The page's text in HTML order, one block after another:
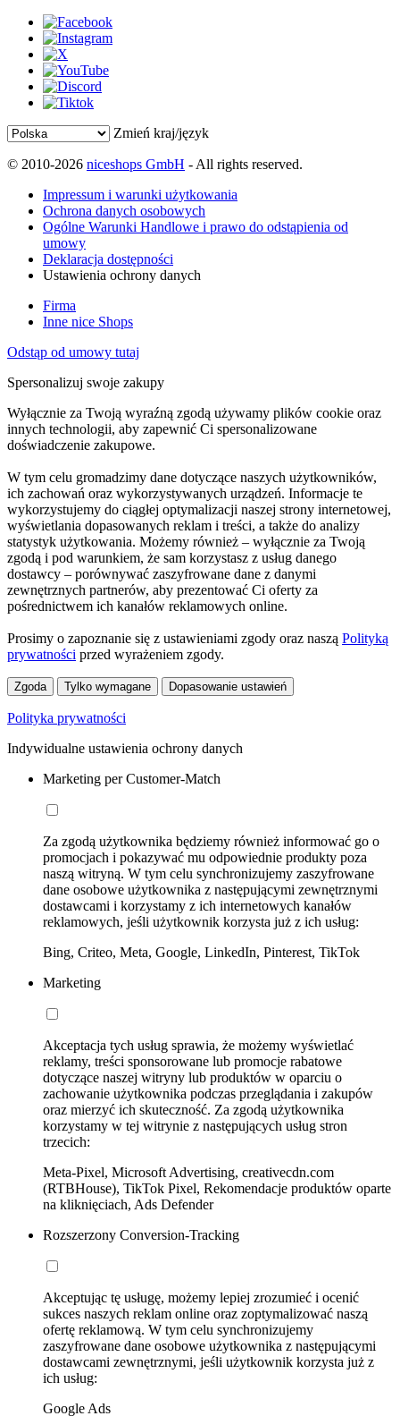
Zmień kraj/język
© 2010-2026 niceshops GmbH - All rights reserved.
Impressum i warunki użytkowania
Ochrona danych osobowych
Ogólne Warunki Handlowe i prawo do odstąpienia od
umowy
Deklaracja dostępności
Ustawienia ochrony danych
Firma
Inne nice Shops
Odstąp od umowy tutaj
Spersonalizuj swoje zakupy
Wyłącznie za Twoją wyraźną zgodą używamy plików cookie oraz
innych technologii, aby zapewnić Ci spersonalizowane
doświadczenie zakupowe.
W tym celu gromadzimy dane dotyczące naszych użytkowników,
ich zachowań oraz wykorzystywanych urządzeń. Informacje te
wykorzystujemy do ciągłej optymalizacji naszej strony internetowej,
wyświetlania dopasowanych reklam i treści, a także do analizy
statystyk użytkowania. Możemy również – wyłącznie za Twoją
zgodą i pod warunkiem, że sam korzystasz z usług danego
dostawcy – porównywać zaszyfrowane dane z danymi
zewnętrznych partnerów, aby prezentować Ci oferty za
pośrednictwem ich kanałów reklamowych online.
Prosimy o zapoznanie się z ustawieniami zgody oraz naszą Polityką
prywatności przed wyrażeniem zgody.
Zgoda Tylko wymagane Dopasowanie ustawień
Polityka prywatności
Indywidualne ustawienia ochrony danych
Marketing per Customer-Match
Za zgodą użytkownika będziemy również informować go o
promocjach i pokazywać mu odpowiednie produkty poza
naszą witryną. W tym celu synchronizujemy zaszyfrowane
dane osobowe użytkownika z następującymi zewnętrznymi
dostawcami i korzystamy z ich internetowych kanałów
reklamowych, jeśli użytkownik korzysta już z ich usług:
Bing, Criteo, Meta, Google, LinkedIn, Pinterest, TikTok
Marketing
Akceptacja tych usług sprawia, że możemy wyświetlać
reklamy, treści sponsorowane lub promocje rabatowe
dotyczące naszej witryny lub produktów w oparciu o
zachowanie użytkownika podczas przeglądania i zakupów
oraz mierzyć ich skuteczność. Za zgodą użytkownika
korzystamy w tej witrynie z następujących usług stron
trzecich:
Meta-Pixel, Microsoft Advertising, creativecdn.com
(RTBHouse), TikTok Pixel, Rekomendacje produktów oparte
na kliknięciach, Ads Defender
Rozszerzony Conversion-Tracking
Akceptując tę usługę, możemy lepiej zrozumieć i ocenić
sukces naszych reklam online oraz zoptymalizować naszą
ofertę reklamową. W tym celu synchronizujemy
zaszyfrowane dane osobowe użytkownika z następującymi
dostawcami zewnętrznymi, jeśli użytkownik korzysta już z
ich usług:
Google Ads